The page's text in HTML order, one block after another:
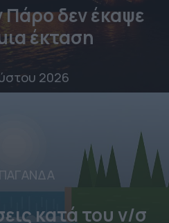
δεν έκαψε
έκταση
2026
κατά του ν/σ